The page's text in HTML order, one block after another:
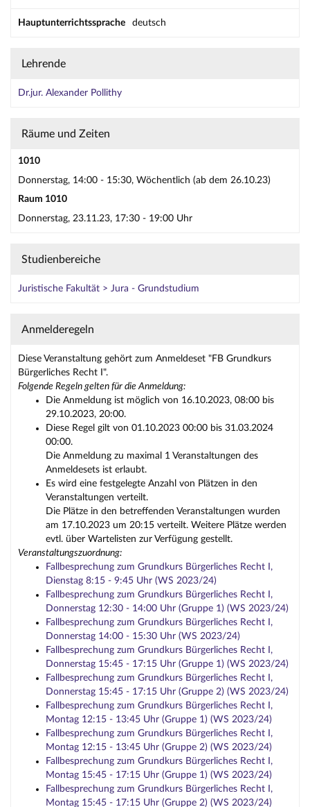
Hauptunterrichtssprache deutsch
Lehrende
Dr.jur. Alexander Pollithy
Räume und Zeiten
1010
Donnerstag, 14:00 - 15:30, Wöchentlich (ab dem 26.10.23)
Raum 1010
Donnerstag, 23.11.23, 17:30 - 19:00 Uhr
Studienbereiche
Juristische Fakultät > Jura - Grundstudium
Anmelderegeln
Diese Veranstaltung gehört zum Anmeldeset "FB Grundkurs
Bürgerliches Recht I".
Folgende Regeln gelten für die Anmeldung:
Die Anmeldung ist möglich von 16.10.2023, 08:00 bis
29.10.2023, 20:00.
Diese Regel gilt von 01.10.2023 00:00 bis 31.03.2024
00:00.
Die Anmeldung zu maximal 1 Veranstaltungen des
Anmeldesets ist erlaubt.
Es wird eine festgelegte Anzahl von Plätzen in den
Veranstaltungen verteilt.
Die Plätze in den betreffenden Veranstaltungen wurden
am 17.10.2023 um 20:15 verteilt. Weitere Plätze werden
evtl. über Wartelisten zur Verfügung gestellt.
Veranstaltungszuordnung:
Fallbesprechung zum Grundkurs Bürgerliches Recht I,
Dienstag 8:15 - 9:45 Uhr (WS 2023/24)
Fallbesprechung zum Grundkurs Bürgerliches Recht I,
Donnerstag 12:30 - 14:00 Uhr (Gruppe 1) (WS 2023/24)
Fallbesprechung zum Grundkurs Bürgerliches Recht I,
Donnerstag 14:00 - 15:30 Uhr (WS 2023/24)
Fallbesprechung zum Grundkurs Bürgerliches Recht I,
Donnerstag 15:45 - 17:15 Uhr (Gruppe 1) (WS 2023/24)
Fallbesprechung zum Grundkurs Bürgerliches Recht I,
Donnerstag 15:45 - 17:15 Uhr (Gruppe 2) (WS 2023/24)
Fallbesprechung zum Grundkurs Bürgerliches Recht I,
Montag 12:15 - 13:45 Uhr (Gruppe 1) (WS 2023/24)
Fallbesprechung zum Grundkurs Bürgerliches Recht I,
Montag 12:15 - 13:45 Uhr (Gruppe 2) (WS 2023/24)
Fallbesprechung zum Grundkurs Bürgerliches Recht I,
Montag 15:45 - 17:15 Uhr (Gruppe 1) (WS 2023/24)
Fallbesprechung zum Grundkurs Bürgerliches Recht I,
Montag 15:45 - 17:15 Uhr (Gruppe 2) (WS 2023/24)